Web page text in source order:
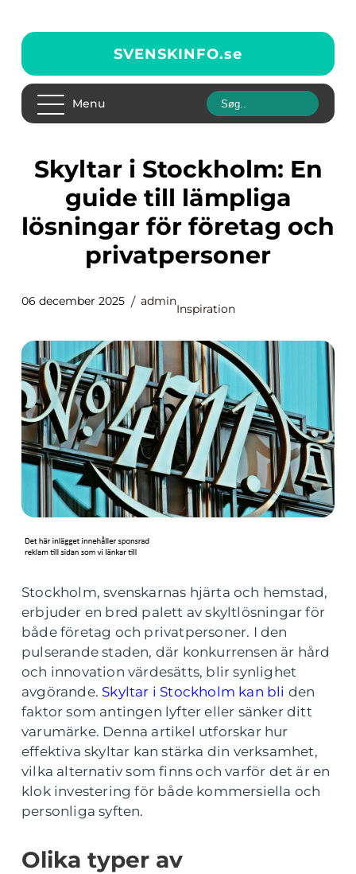
SVENSKINFO.se
Menu
Skyltar i Stockholm: En
guide till lämpliga
lösningar för företag och
privatpersoner
06 december 2025 admin
Inspiration
Stockholm, svenskarnas hjärta och hemstad,
erbjuder en bred palett av skyltlösningar för
både företag och privatpersoner. I den
pulserande staden, där konkurrensen är hård
och innovation värdesätts, blir synlighet
avgörande. Skyltar i Stockholm kan bli den
faktor som antingen lyfter eller sänker ditt
varumärke. Denna artikel utforskar hur
effektiva skyltar kan stärka din verksamhet,
vilka alternativ som finns och varför det är en
klok investering för både kommersiella och
personliga syften.
Olika typer av